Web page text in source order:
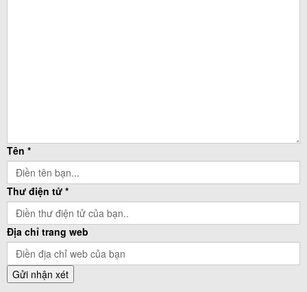
Tên *
Thư điện tử *
Địa chỉ trang web